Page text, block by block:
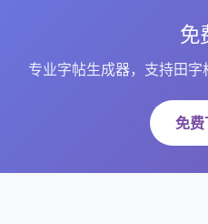
免
专业字帖生成器，支持田
免费